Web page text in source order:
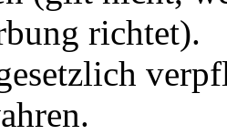
richtet).